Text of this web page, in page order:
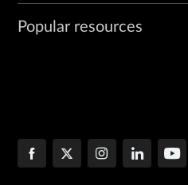
Popular resources